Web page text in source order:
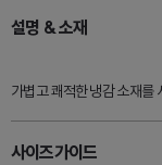
설명 & 소재
가볍고 쾌적한 냉감 소재
사이즈가이드